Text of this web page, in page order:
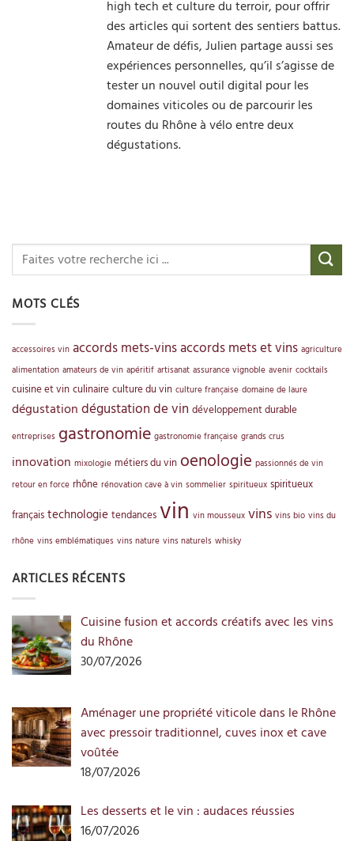
high tech et culture du terroir, pour offrir
des articles qui sortent des sentiers battus.
Amateur de défis, Julien partage aussi ses
expériences personnelles, qu’il s’agisse de
tester un nouvel outil digital pour les
domaines viticoles ou de parcourir les
routes du Rhône à vélo entre deux
dégustations.
MOTS CLÉS
accessoires vin accords mets-vinsaccords mets et vins agriculture
alimentation amateurs de vin apéritif artisanat assurance vignoble avenir cocktails
cuisine et vin culinaire culture du vin culture française domaine de laure
dégustation dégustation de vin développement durable
entreprises gastronomie gastronomie française grands crus
innovation mixologie métiers du vin oenologie passionnés de vin
retour en force rhône rénovation cave à vin sommelier spiritueux spiritueux
français technologie tendances vin vin mousseux vins vins bio vins du
rhône vins emblématiques vins nature vins naturels whisky
ARTICLES RÉCENTS
Cuisine fusion et accords créatifs avec les vins
du Rhône
30/07/2026
Aménager une propriété viticole dans le Rhône
avec pressoir traditionnel, cuves inox et cave
voûtée
18/07/2026
Les desserts et le vin : audaces réussies
16/07/2026